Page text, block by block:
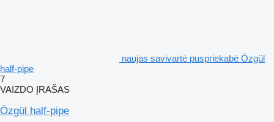
naujas savivartė puspriekabė Özgül
half-pipe
7
VAIZDO ĮRAŠAS
Özgül half-pipe